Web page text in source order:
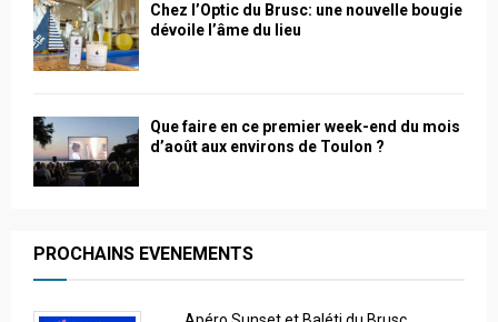
Chez l’Optic du Brusc: une nouvelle bougie
dévoile l’âme du lieu
Que faire en ce premier week-end du mois
d’août aux environs de Toulon ?
PROCHAINS EVENEMENTS